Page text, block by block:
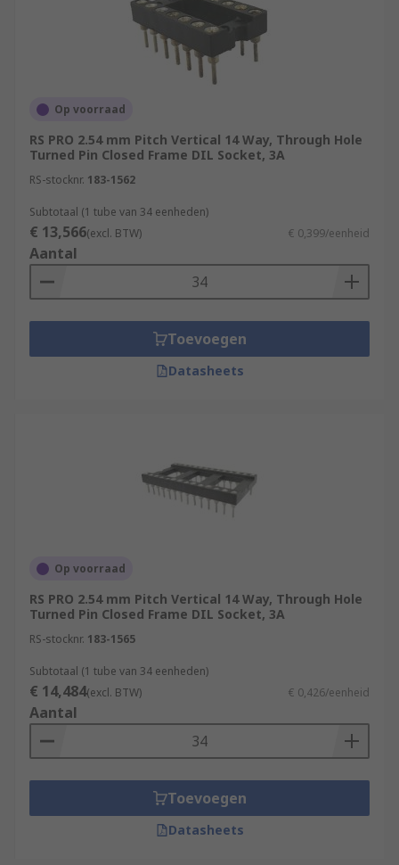
Op voorraad
RS PRO 2.54 mm Pitch Vertical 14 Way, Through Hole
Turned Pin Closed Frame DIL Socket, 3A
RS-stocknr. 183-1562
Subtotaal (1 tube van 34 eenheden)
€ 13,566(excl. BTW) € 0,399/eenheid
Aantal
Toevoegen
Datasheets
Op voorraad
RS PRO 2.54 mm Pitch Vertical 14 Way, Through Hole
Turned Pin Closed Frame DIL Socket, 3A
RS-stocknr. 183-1565
Subtotaal (1 tube van 34 eenheden)
€ 14,484(excl. BTW) € 0,426/eenheid
Aantal
Toevoegen
Datasheets